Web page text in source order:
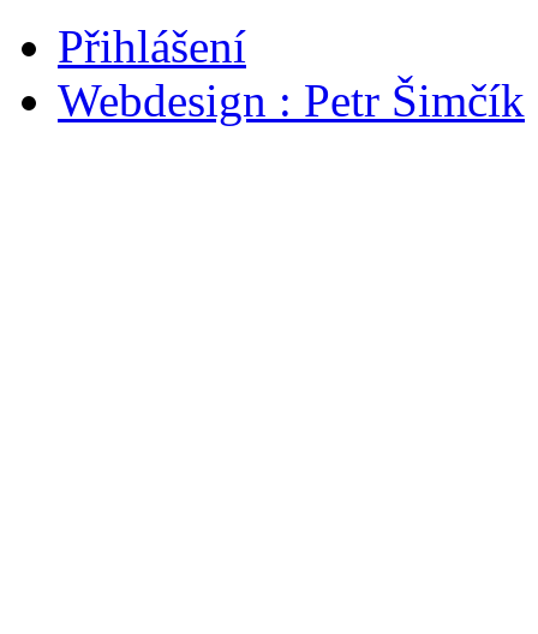
Přihlášení
Webdesign : Petr Šimčík